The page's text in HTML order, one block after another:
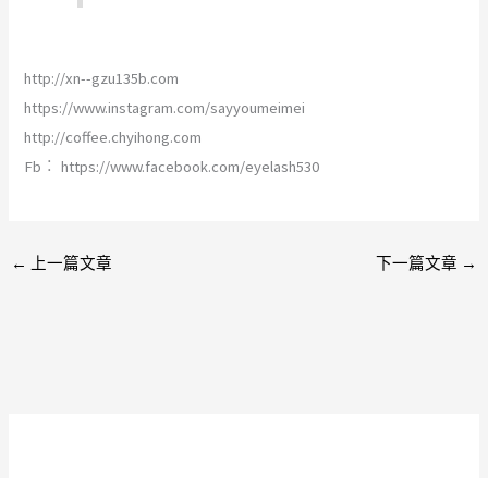
http://xn--gzu135b.com
https://www.instagram.com/sayyoumeimei
http://coffee.chyihong.com
Fb︰ https://www.facebook.com/eyelash530
← 上一篇文章 下一篇文章 →